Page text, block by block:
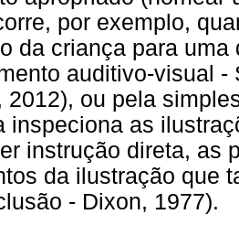
por exemplo,
da criança para
auditivo-visual
2012), ou pela
inspeciona as
instrução direta, as
da ilustração que
- Dixon, 1977).